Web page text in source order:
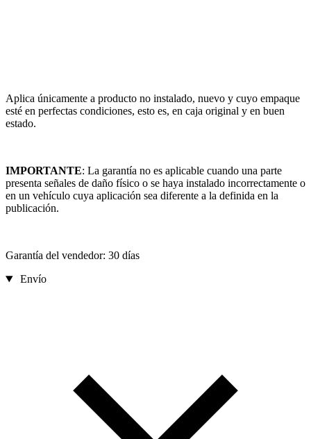
Aplica únicamente a producto no instalado, nuevo y cuyo empaque
esté en perfectas condiciones, esto es, en caja original y en buen
estado.
IMPORTANTE: La garantía no es aplicable cuando una parte
presenta señales de daño físico o se haya instalado incorrectamente o
en un vehículo cuya aplicación sea diferente a la definida en la
publicación.
Garantía del vendedor: 30 días
Envío